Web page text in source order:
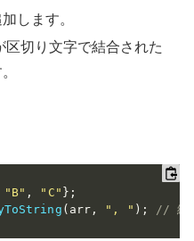
します。
区切り文字で結合された
"B" , "C" } ;
( arr , ", " ) ; // 結